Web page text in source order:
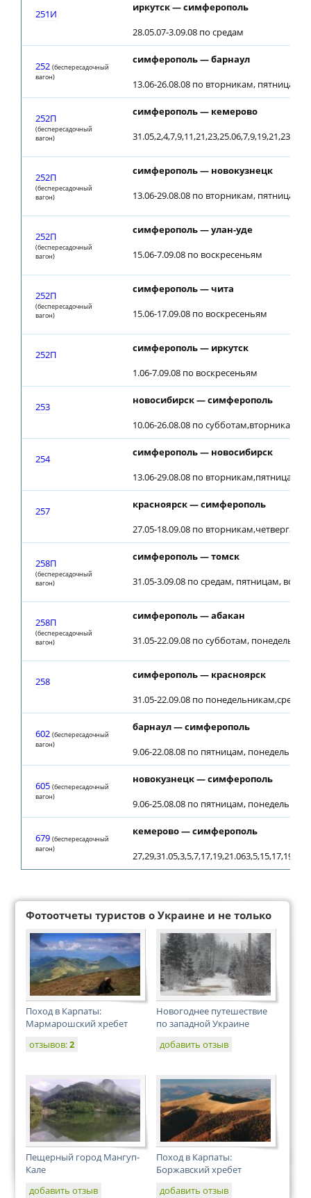
251И
иркутск — симферополь
28.05.07-3.09.08 по средам
252 (беспересадочный
вагон)
симферополь — барнаул
13.06-26.08.08 по вторникам, пятницам;
252П
(беспересадочный
вагон)
симферополь — кемерово
252П
(беспересадочный
вагон)
симферополь — новокузнецк
13.06-29.08.08 по вторникам, пятницам;
252П
(беспересадочный
вагон)
симферополь — улан-уде
15.06-7.09.08 по воскресеньям
252П
(беспересадочный
вагон)
симферополь — чита
15.06-17.09.08 по воскресеньям
252П
симферополь — иркутск
1.06-7.09.08 по воскресеньям
253
новосибирск — симферополь
10.06-26.08.08 по субботам,вторникам
254
симферополь — новосибирск
13.06-29.08.08 по вторникам,пятницам
257
красноярск — симферополь
27.05-18.09.08 по
258П
(беспересадочный
вагон)
симферополь — томск
31.05-3.09.08 по средам, пятницам,
258П
(беспересадочный
вагон)
симферополь — абакан
31.05-22.09.08 по субботам,
258
симферополь — красноярск
31.05-22.09.08 по
602 (беспересадочный
вагон)
барнаул — симферополь
9.06-22.08.08 по пятницам,
605 (беспересадочный
вагон)
новокузнецк — симферополь
9.06-25.08.08 по пятницам,
679 (беспересадочный
вагон)
кемерово — симферополь
Фотоотчеты туристов о Украине и не только
Поход в Карпаты:
Мармарошский хребет
отзывов:2
Новогоднее путешествие
по западной Украине
добавить отзыв
Пещерный город Мангуп-
Кале
добавить отзыв
Поход в Карпаты:
Боржавский хребет
добавить отзыв